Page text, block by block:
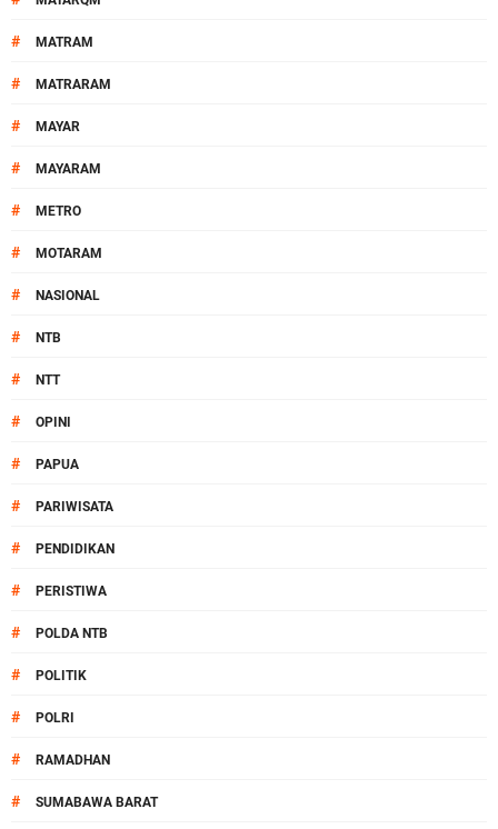
# MATRAM
# MATRARAM
# MAYAR
# MAYARAM
# METRO
# MOTARAM
# NASIONAL
# NTB
# NTT
# OPINI
# PAPUA
# PARIWISATA
# PENDIDIKAN
# PERISTIWA
# POLDA NTB
# POLITIK
# POLRI
# RAMADHAN
# SUMABAWA BARAT